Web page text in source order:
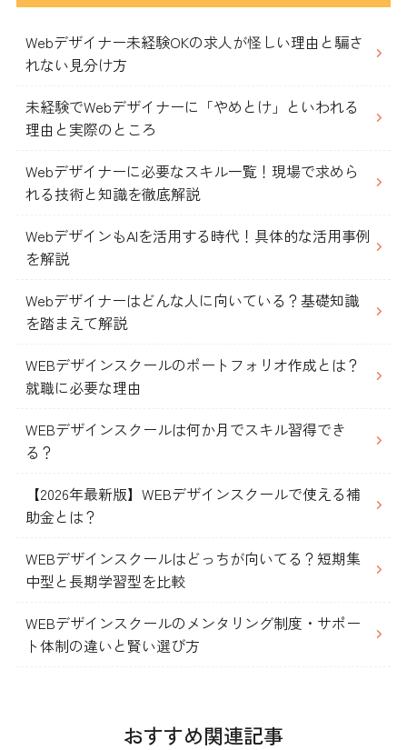
Webデザイナー未経験OKの求人が怪しい理由と騙さ
れない見分け方
未経験でWebデザイナーに「やめとけ」といわれる
理由と実際のところ
Webデザイナーに必要なスキル一覧！現場で求めら
れる技術と知識を徹底解説
WebデザインもAIを活用する時代！具体的な活用事例
を解説
Webデザイナーはどんな人に向いている？基礎知識
を踏まえて解説
WEBデザインスクールのポートフォリオ作成とは？
就職に必要な理由
WEBデザインスクールは何か月でスキル習得でき
る？
【2026年最新版】WEBデザインスクールで使える補
助金とは？
WEBデザインスクールはどっちが向いてる？短期集
中型と長期学習型を比較
WEBデザインスクールのメンタリング制度・サポー
ト体制の違いと賢い選び方
おすすめ関連記事